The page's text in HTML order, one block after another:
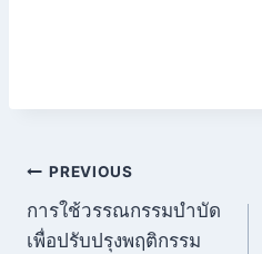
แนะแนว
เรื่อง
PREVIOUS
การใช้วรรณกรรมบำบัด
เพื่อปรับปรุงพฤติกรรม